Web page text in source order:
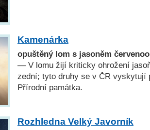
Kamenárka
opuštěný lom s jasoněm
— V lomu žijí kriticky ohrožení
zední; tyto druhy se v ČR vyskytují
Přírodní památka.
Rozhledna Velký Javorník